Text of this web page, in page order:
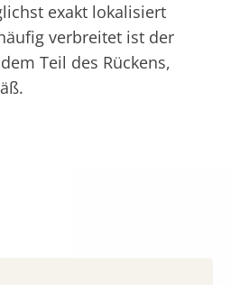
exakt lokalisiert
verbreitet ist der
Teil des Rückens,